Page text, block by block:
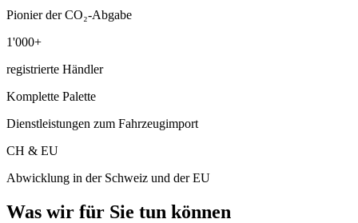
Pionier der CO₂-Abgabe
1'000+
registrierte Händler
Komplette Palette
Dienstleistungen zum Fahrzeugimport
CH & EU
Abwicklung in der Schweiz und der EU
Was wir für Sie tun können